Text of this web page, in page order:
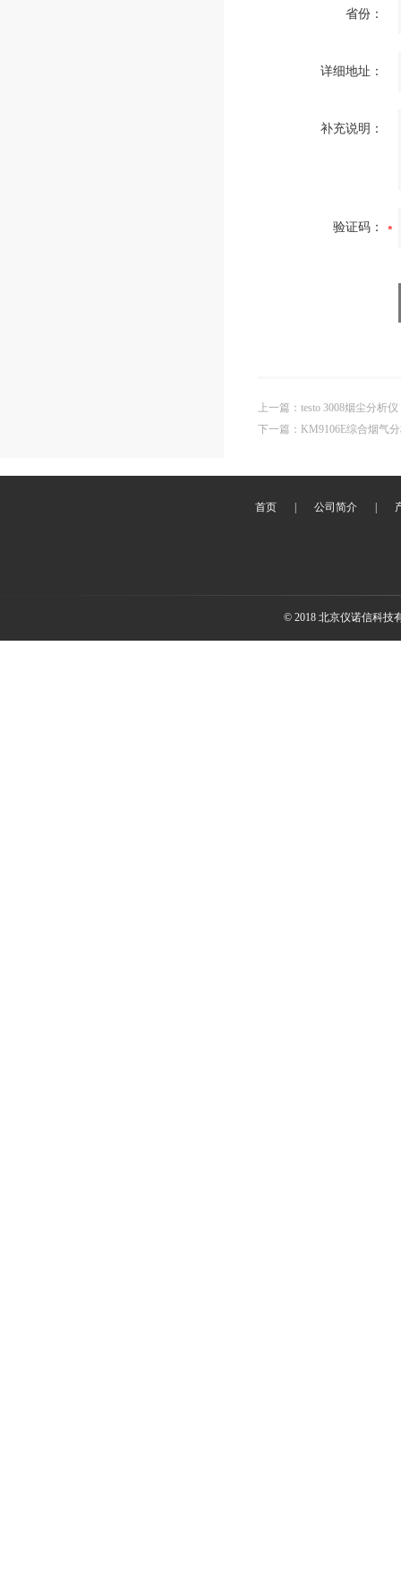
省份：
详细地址：
补充说明：
验证码：
上一篇 ： testo 3008烟尘分析仪
下一篇 ： KM9106E综合烟气
首页 公司简介
© 2018 北京仪诺信科技